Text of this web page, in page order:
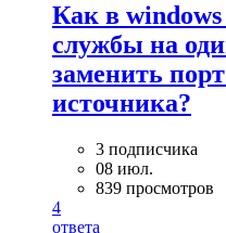
Как в windows
службы на
заменить
источника?
3 подписчика
08 июл.
839 просмотров
4
ответа